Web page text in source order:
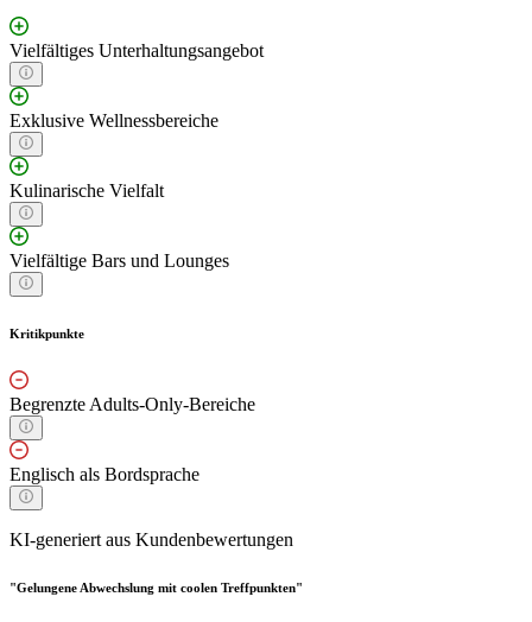
Vielfältiges Unterhaltungsangebot
Exklusive Wellnessbereiche
Kulinarische Vielfalt
Vielfältige Bars und Lounges
Kritikpunkte
Begrenzte Adults-Only-Bereiche
Englisch als Bordsprache
KI-generiert aus Kundenbewertungen
"Gelungene Abwechslung mit coolen Treffpunkten"